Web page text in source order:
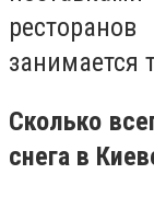
занимается
Сколько
снега в